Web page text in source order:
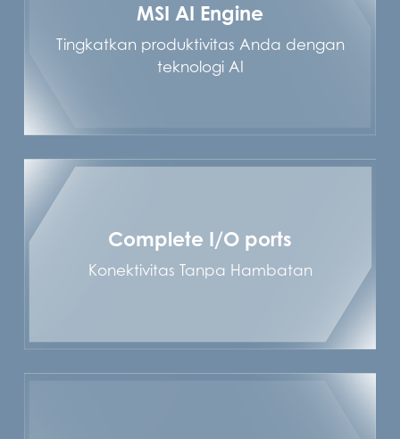
MSI AI Engine
Tingkatkan produktivitas Anda dengan
teknologi AI
Complete I/O ports
Konektivitas Tanpa Hambatan